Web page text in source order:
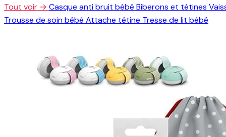
Tout voir → Casque anti bruit bébé Biberons et tétines
Trousse de soin bébé Attache tétine Tresse de lit bébé